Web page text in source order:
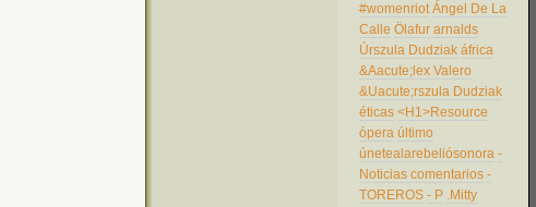
#womenriot Ángel De La
Calle Ölafur arnalds
Úrszula Dudziak áfrica
&Aacute;lex Valero
&Uacute;rszula Dudziak
éticas <H1>Resource
ópera último
únetealarebeliósonora -
Noticias comentarios -
TOREROS - P .Mitty